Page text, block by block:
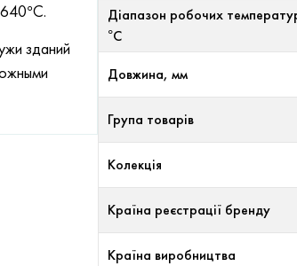
зданий
Діапазон робочих
°С
Довжина, мм
Група товарів
Колекція
Країна реєстрації бренду
Країна виробництва